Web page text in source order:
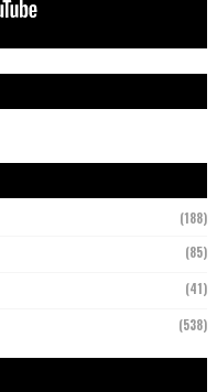
(188)
(85)
(41)
(538)